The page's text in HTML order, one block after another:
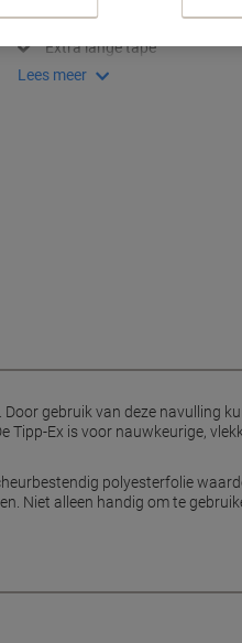
Direct overschrijfbaar
Extra lange tape
Lees meer
gebruik van deze navulling
Tipp-Ex is voor nauwkeurige,
polyesterfolie
Niet alleen handig om te